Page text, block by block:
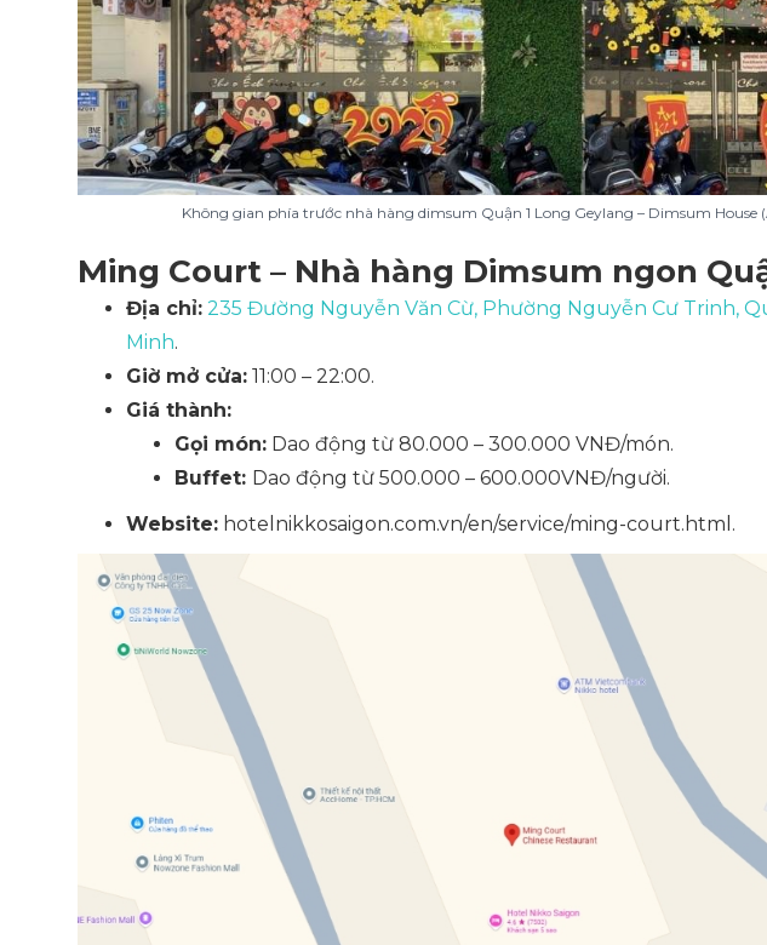
Không gian phía trước nhà hàng dimsum Quận 1 Long Geylang – Dimsum House
Ming Court – Nhà hàng Dimsum ngon
Địa chỉ: 235 Đường Nguyễn Văn Cừ, Phường Nguyễn Cư Trinh,
Minh.
Giờ mở cửa: 11:00 – 22:00.
Giá thành:
Gọi món: Dao động từ 80.000 – 300.000 VNĐ/món.
Buffet: Dao động từ 500.000 – 600.000VNĐ/người.
Website: hotelnikkosaigon.com.vn/en/service/ming-court.html.